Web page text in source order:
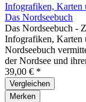
Das Nordseebuch
Das Nordseebuch -
Infografiken, Karten
Nordseebuch
der Nordsee und
39,00 € *
Vergleichen
Merken